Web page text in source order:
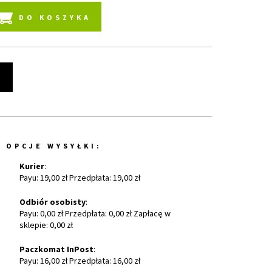
DO KOSZYKA
OPCJE WYSYŁKI:
Kurier:
Payu: 19,00 zł Przedpłata: 19,00 zł
Odbiór osobisty:
Payu: 0,00 zł Przedpłata: 0,00 zł Zapłacę w
sklepie: 0,00 zł
Paczkomat InPost:
Payu: 16,00 zł Przedpłata: 16,00 zł